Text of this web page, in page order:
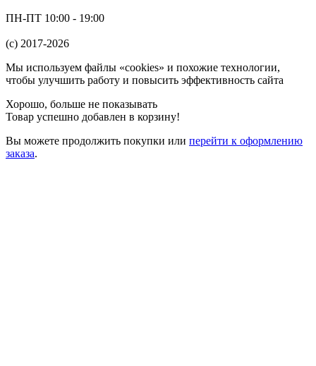
ПН-ПТ 10:00 - 19:00
(c) 2017-2026
Мы используем файлы «cookies» и похожие технологии,
чтобы улучшить работу и повысить эффективность сайта
Хорошо, больше не показывать
Товар успешно добавлен в корзину!
Вы можете продолжить покупки или перейти к оформлению
заказа.